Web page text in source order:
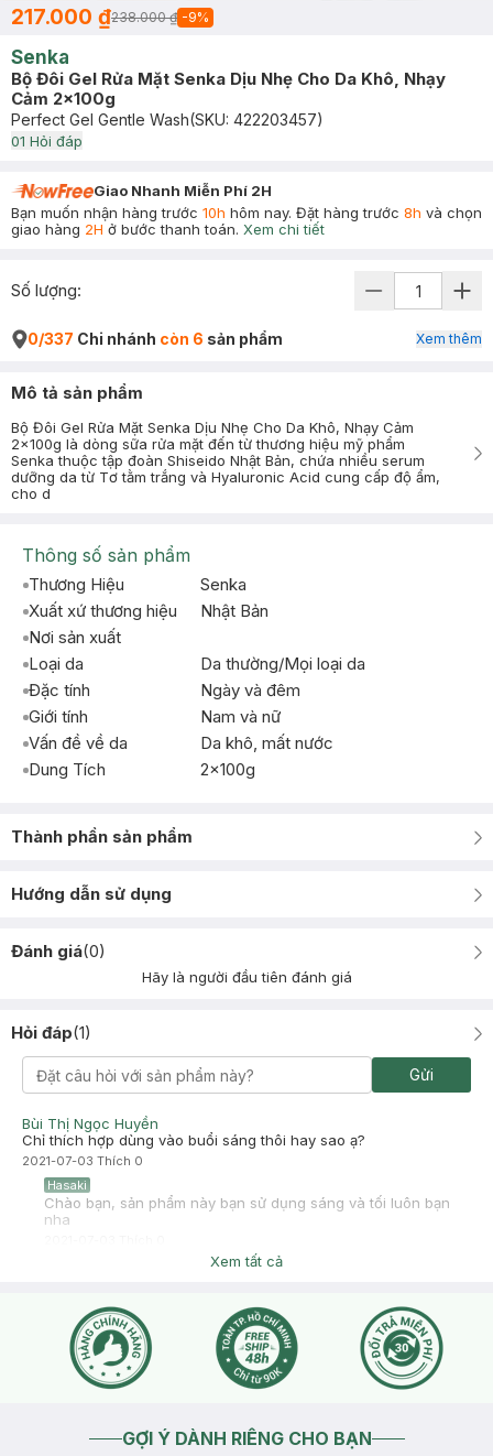
217.000 ₫238.000 ₫ -9%
Senka
Bộ Đôi Gel Rửa Mặt Senka Dịu Nhẹ Cho Da Khô, Nhạy
Cảm 2x100g
Perfect Gel Gentle Wash(SKU: 422203457)
01 Hỏi đáp
Giao Nhanh Miễn Phí 2H
Bạn muốn nhận hàng trước 10h hôm nay. Đặt hàng trước 8h và chọn
giao hàng 2H ở bước thanh toán. Xem chi tiết
Số lượng:
0/337 Chi nhánh còn 6 sản phẩm Xem thêm
Mô tả sản phẩm
Bộ Đôi Gel Rửa Mặt Senka Dịu Nhẹ Cho Da Khô, Nhạy Cảm
2x100g là dòng sữa rửa mặt đến từ thương hiệu mỹ phẩm
Senka thuộc tập đoàn Shiseido Nhật Bản, chứa nhiều serum
dưỡng da từ Tơ tằm trắng và Hyaluronic Acid cung cấp độ ẩm,
cho d
Thông số sản phẩm
Thương Hiệu
Senka
Xuất xứ thương hiệu
Nhật Bản
Nơi sản xuất
Loại da
Da thường/Mọi loại da
Đặc tính
Ngày và đêm
Giới tính
Nam và nữ
Vấn đề về da
Da khô, mất nước
Dung Tích
2x100g
Thành phần sản phẩm
Hướng dẫn sử dụng
Đánh giá(0)
Hãy là người đầu tiên đánh giá
Hỏi đáp(1)
Gửi
Bùi Thị Ngọc Huyền
Chỉ thích hợp dùng vào buổi sáng thôi hay sao ạ?
2021-07-03 Thích 0
Hasaki
Chào bạn, sản phẩm này bạn sử dụng sáng và tối luôn bạn
nha
Xem tất cả
GỢI Ý DÀNH RIÊNG CHO BẠN